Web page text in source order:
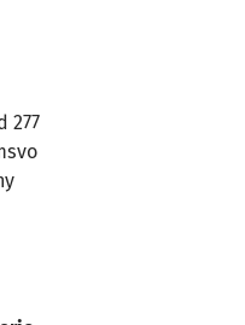
277